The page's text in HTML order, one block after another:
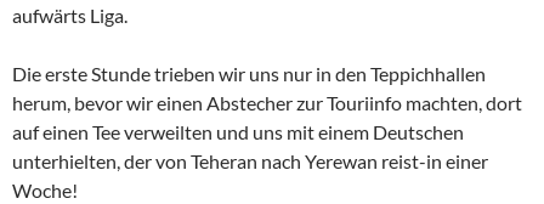
aufwärts Liga.
Die erste Stunde trieben wir uns nur in den Teppichhallen
herum, bevor wir einen Abstecher zur Touriinfo machten, dort
auf einen Tee verweilten und uns mit einem Deutschen
unterhielten, der von Teheran nach Yerewan reist-in einer
Woche!